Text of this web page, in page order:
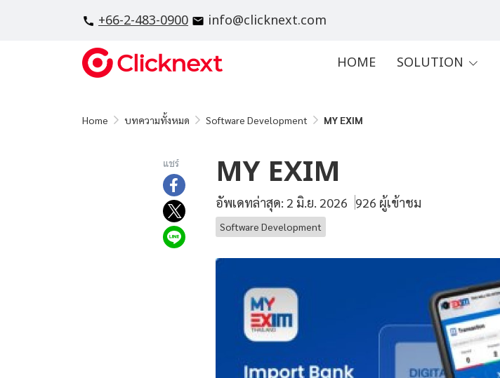
+66-2-483-0900 info@clicknext.com
HOME SOLUTION
Home บทความทั้งหมด Software Development MY EXIM
แชร์ MY EXIM
อัพเดทล่าสุด: 2 มิ.ย. 2026 926 ผู้เข้าชม
Software Development